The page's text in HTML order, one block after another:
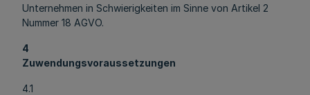
Unternehmen in Schwierigkeiten im Sinne von Artikel 2
Nummer 18 AGVO.
4
Zuwendungsvoraussetzungen
4.1